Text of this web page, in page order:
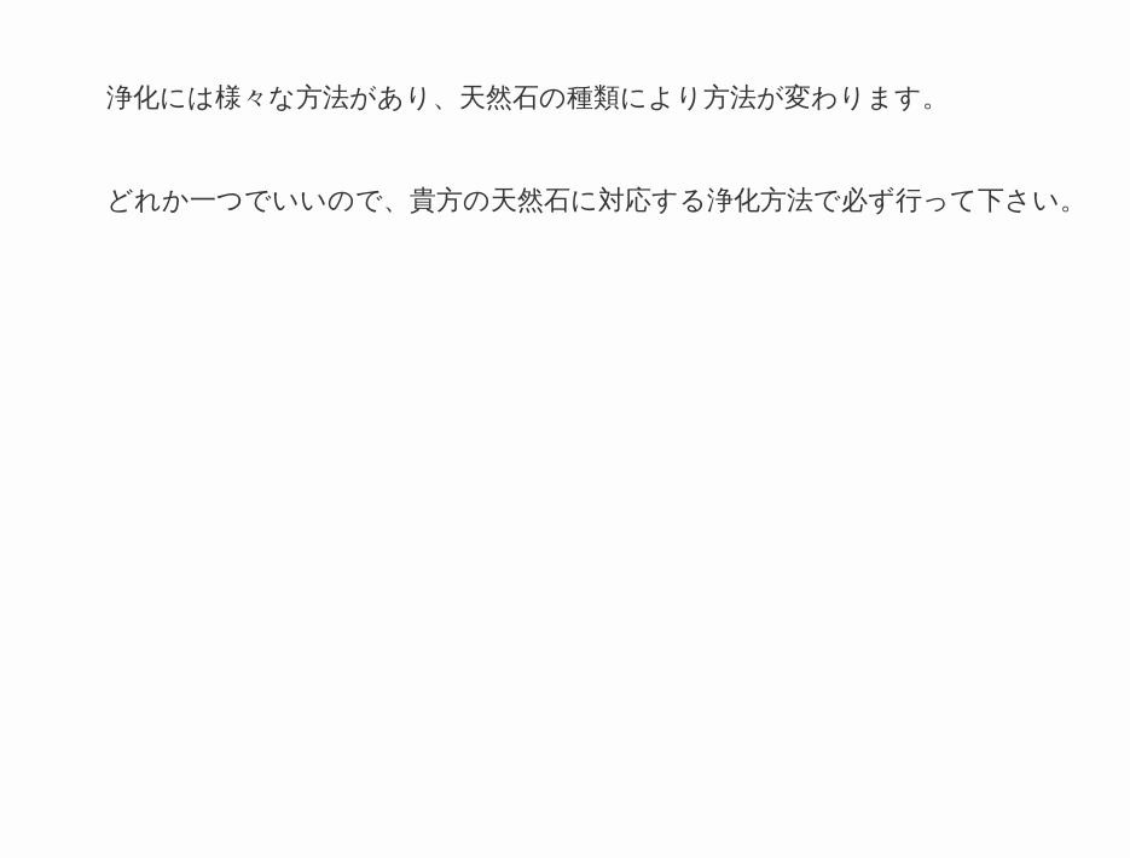
浄化には様々な方法があり、天然石の種類により方法が変わります。
どれか一つでいいので、貴方の天然石に対応する浄化方法で必ず行って下さい。